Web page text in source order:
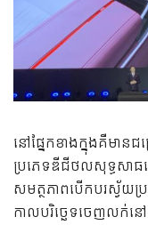
នៅ​ផ្នែក​ខាង​ក្នុង​គឺ​មាន​
ប្រភេទ​ឌីជីថល​សុទ្ធសាធ​ទ
សមត្ថភាព​បើកបរ​ស្វ័យប្រ
កាល​បរិច្ឆេទ​ចេញ​លក់​ន